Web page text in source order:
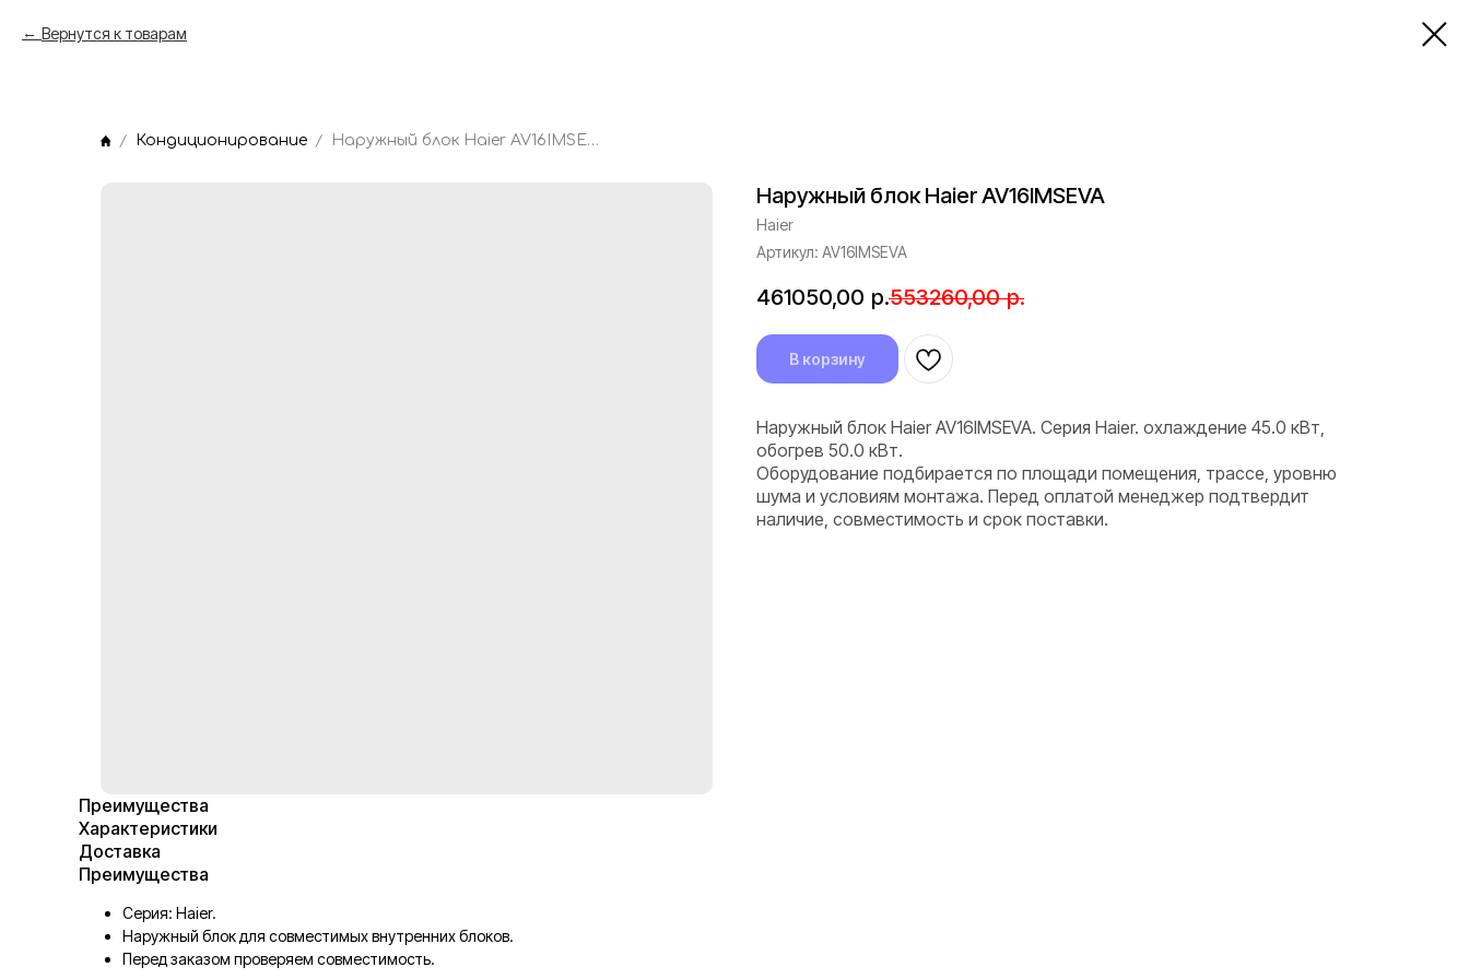
Вернутся к товарам
Кондиционирование Наружный блок Haier AV16IMSEVA
Наружный блок Haier AV16IMSEVA
Haier
Артикул: AV16IMSEVA
461050,00 р.553260,00 р.
В корзину
Наружный блок Haier AV16IMSEVA. Серия Haier. охлаждение 45.0 кВт,
обогрев 50.0 кВт.
Оборудование подбирается по площади помещения, трассе, уровню
шума и условиям монтажа. Перед оплатой менеджер подтвердит
наличие, совместимость и срок поставки.
Преимущества
Характеристики
Доставка
Преимущества
Серия: Haier.
Наружный блок для совместимых внутренних блоков.
Перед заказом проверяем совместимость.